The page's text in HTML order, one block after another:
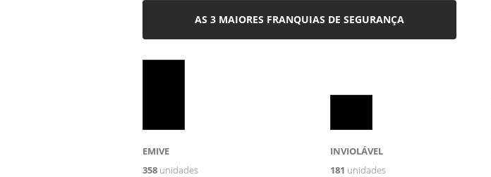
AS 3 MAIORES FRANQUIAS DE SEGURANÇA
EMIVE
358 unidades
INVIOLÁVEL
181 unidades